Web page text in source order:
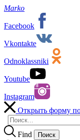
Marko
Facebook
Vkontakte
Odnoklassniki
Youtube
Instagram
Открыть форму
Find